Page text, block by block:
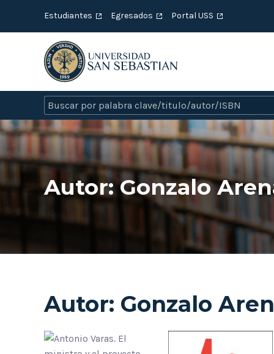
Estudiantes Egresados Portal USS
Autor:Gonzalo
Autor: Gonzalo